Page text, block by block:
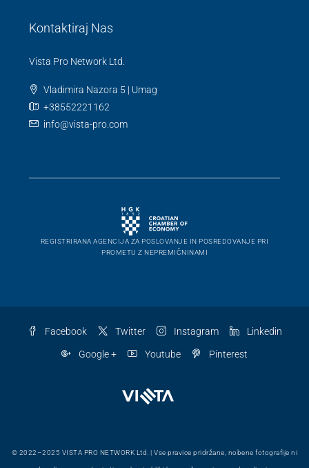
Kontaktiraj Nas
Vista Pro Network Ltd.
Vladimira Nazora 5 | Umag
+38552221162
info@vista-pro.com
REGISTRIRANA AGENCIJA ZA POSLOVANJE IN POSREDOVANJE PRI
Facebook Twitter Instagram Linkedin
Google + Youtube Pinterest